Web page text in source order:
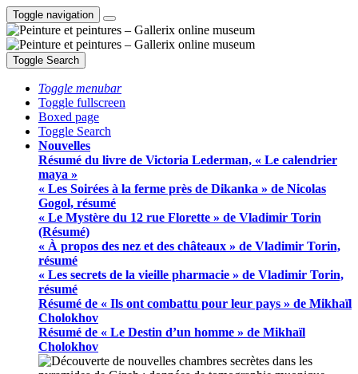
Toggle navigation
Toggle Search
Toggle menubar
Toggle fullscreen
Boxed page
Toggle Search
Nouvelles
Résumé du livre de Victoria Lederman, « Le calendrier
maya »
« Les Soirées à la ferme près de Dikanka » de Nicolas
Gogol, résumé
« Le Mystère du 12 rue Florette » de Vladimir Torin
(Résumé)
« À propos des nez et des châteaux » de Vladimir Torin,
résumé
« Les secrets de la vieille pharmacie » de Vladimir Torin,
résumé
Résumé de « Ils ont combattu pour leur pays » de Mikhaïl
Cholokhov
Résumé de « Le Destin d’un homme » de Mikhaïl
Cholokhov